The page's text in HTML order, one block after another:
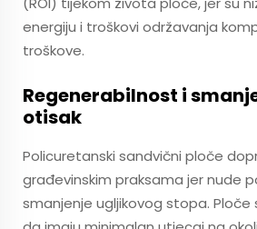
energiju i troškovi održavanja
troškove.
Regenerabilnost i
otisak
Policuretanski sandvični ploče
građevinskim praksama jer nude
smanjenje ugljikovog stopa. Ploče